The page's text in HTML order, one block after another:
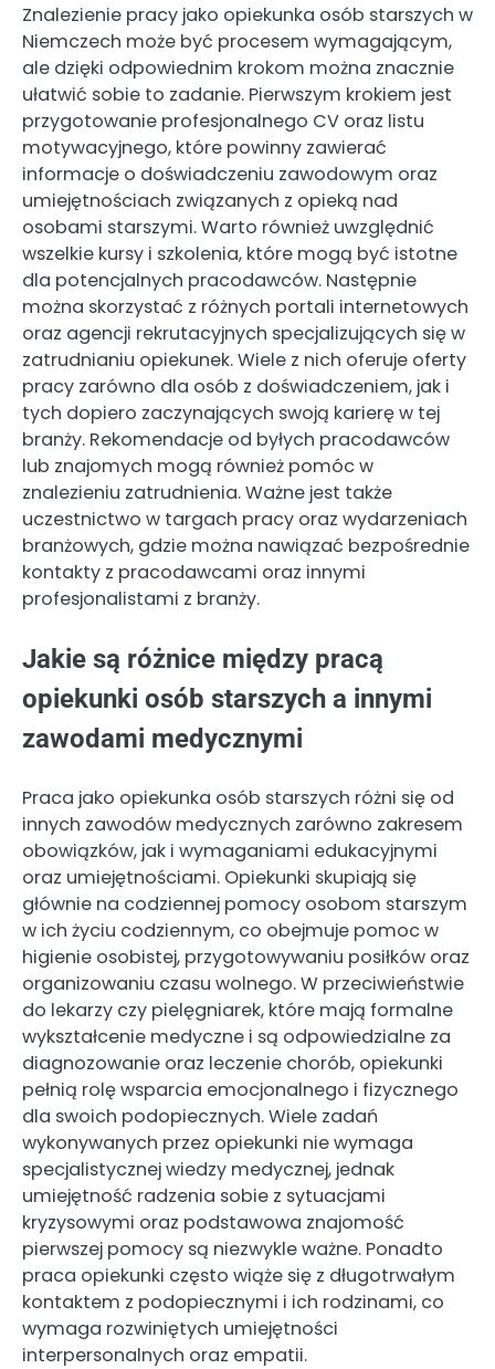
Znalezienie pracy jako opiekunka osób starszych w
Niemczech może być procesem wymagającym,
ale dzięki odpowiednim krokom można znacznie
ułatwić sobie to zadanie. Pierwszym krokiem jest
przygotowanie profesjonalnego CV oraz listu
motywacyjnego, które powinny zawierać
informacje o doświadczeniu zawodowym oraz
umiejętnościach związanych z opieką nad
osobami starszymi. Warto również uwzględnić
wszelkie kursy i szkolenia, które mogą być istotne
dla potencjalnych pracodawców. Następnie
można skorzystać z różnych portali internetowych
oraz agencji rekrutacyjnych specjalizujących się w
zatrudnianiu opiekunek. Wiele z nich oferuje oferty
pracy zarówno dla osób z doświadczeniem, jak i
tych dopiero zaczynających swoją karierę w tej
branży. Rekomendacje od byłych pracodawców
lub znajomych mogą również pomóc w
znalezieniu zatrudnienia. Ważne jest także
uczestnictwo w targach pracy oraz wydarzeniach
branżowych, gdzie można nawiązać bezpośrednie
kontakty z pracodawcami oraz innymi
profesjonalistami z branży.
Jakie są różnice między pracą
opiekunki osób starszych a innymi
zawodami medycznymi
Praca jako opiekunka osób starszych różni się od
innych zawodów medycznych zarówno zakresem
obowiązków, jak i wymaganiami edukacyjnymi
oraz umiejętnościami. Opiekunki skupiają się
głównie na codziennej pomocy osobom starszym
w ich życiu codziennym, co obejmuje pomoc w
higienie osobistej, przygotowywaniu posiłków oraz
organizowaniu czasu wolnego. W przeciwieństwie
do lekarzy czy pielęgniarek, które mają formalne
wykształcenie medyczne i są odpowiedzialne za
diagnozowanie oraz leczenie chorób, opiekunki
pełnią rolę wsparcia emocjonalnego i fizycznego
dla swoich podopiecznych. Wiele zadań
wykonywanych przez opiekunki nie wymaga
specjalistycznej wiedzy medycznej, jednak
umiejętność radzenia sobie z sytuacjami
kryzysowymi oraz podstawowa znajomość
pierwszej pomocy są niezwykle ważne. Ponadto
praca opiekunki często wiąże się z długotrwałym
kontaktem z podopiecznymi i ich rodzinami, co
wymaga rozwiniętych umiejętności
interpersonalnych oraz empatii.